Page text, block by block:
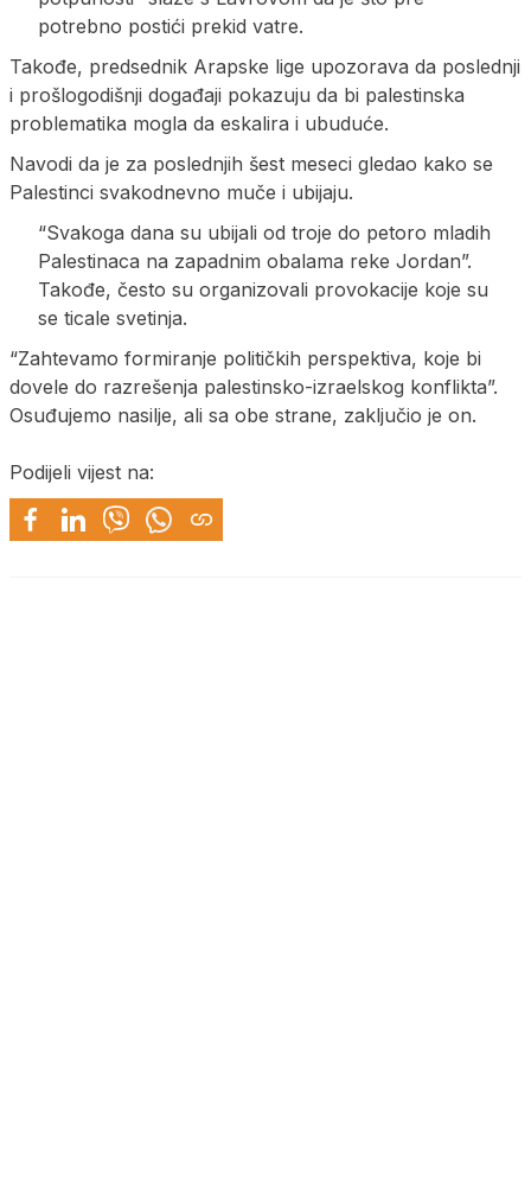
potrebno postići prekid vatre.
Takođe, predsednik Arapske lige upozorava da poslednji
i prošlogodišnji događaji pokazuju da bi palestinska
problematika mogla da eskalira i ubuduće.
Navodi da je za poslednjih šest meseci gledao kako se
Palestinci svakodnevno muče i ubijaju.
“Svakoga dana su ubijali od troje do petoro mladih
Palestinaca na zapadnim obalama reke Jordan”.
Takođe, često su organizovali provokacije koje su
se ticale svetinja.
“Zahtevamo formiranje političkih perspektiva, koje bi
dovele do razrešenja palestinsko-izraelskog konflikta”.
Osuđujemo nasilje, ali sa obe strane, zaključio je on.
Podijeli vijest na: